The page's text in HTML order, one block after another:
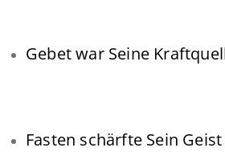
Gebet war Seine
Fasten schärfte Sein Geist